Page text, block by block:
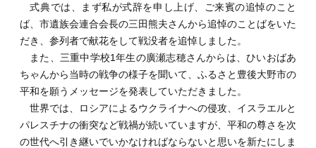
式典では、まず私が式辞を申し上げ、ご来賓の追悼のこと
ば、市遺族会連合会長の三田熊夫さんから追悼のことばをいた
だき、参列者で献花をして戦没者を追悼しました。
また、三重中学校1年生の廣瀬志穂さんからは、ひいおばあ
ちゃんから当時の戦争の様子を聞いて、ふるさと豊後大野市の
平和を願うメッセージを発表していただきました。
世界では、ロシアによるウクライナへの侵攻、イスラエルと
パレスチナの衝突など戦禍が続いていますが、平和の尊さを次
の世代へ引き継いでいかなければならないと思いを新たにしま